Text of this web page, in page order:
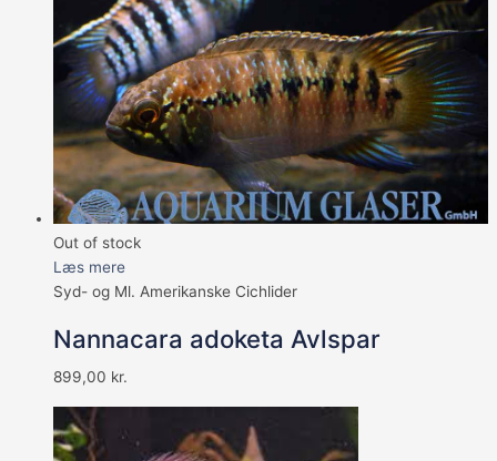
Out of stock
Læs mere
Syd- og Ml. Amerikanske Cichlider
Nannacara adoketa Avlspar
899,00 kr.